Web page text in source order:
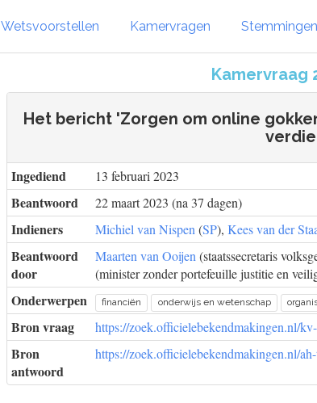
Wetsvoorstellen Kamervragen Stemmingen
Kamervraag
Het bericht 'Zorgen om online
Ingediend 13 februari 2023
Beantwoord 22 maart 2023 (na 37 dagen)
Indieners Michiel van Nispen (SP), Kees van der
Beantwoord
door
Maarten van Ooijen (staatssecretaris
(minister zonder portefeuille justitie en
Onderwerpen financiën onderwijs en wetenschap
Bron vraag https://zoek.officielebekendmakingen.nl/
Bron
antwoord
https://zoek.officielebekendmakingen.nl/